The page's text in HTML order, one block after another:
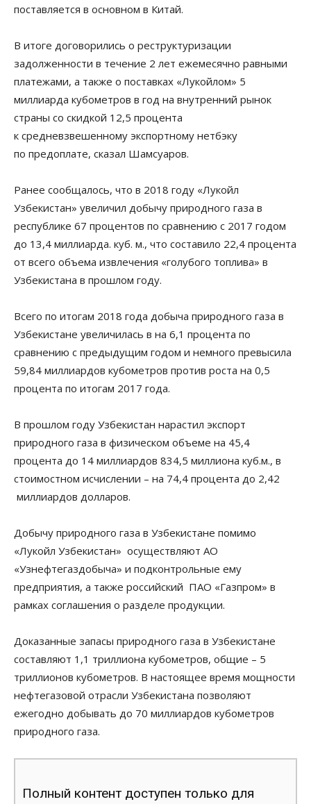
поставляется в основном в Китай.
В итоге договорились о реструктуризации
задолженности в течение 2 лет ежемесячно равными
платежами, а также о поставках «Лукойлом» 5
миллиарда кубометров в год на внутренний рынок
страны со скидкой 12,5 процента
к средневзвешенному экспортному нетбэку
по предоплате, сказал Шамсуаров.
Ранее сообщалось, что в 2018 году «Лукойл
Узбекистан» увеличил добычу природного газа в
республике 67 процентов по сравнению с 2017 годом
до 13,4 миллиарда. куб. м., что составило 22,4 процента
от всего объема извлечения «голубого топлива» в
Узбекистана в прошлом году.
Всего по итогам 2018 года добыча природного газа в
Узбекистане увеличилась в на 6,1 процента по
сравнению с предыдущим годом и немного превысила
59,84 миллиардов кубометров против роста на 0,5
процента по итогам 2017 года.
В прошлом году Узбекистан нарастил экспорт
природного газа в физическом объеме на 45,4
процента до 14 миллиардов 834,5 миллиона куб.м., в
стоимостном исчислении – на 74,4 процента до 2,42
миллиардов долларов.
Добычу природного газа в Узбекистане помимо
«Лукойл Узбекистан» осуществляют АО
«Узнефтегаздобыча» и подконтрольные ему
предприятия, а также российский ПАО «Газпром» в
рамках соглашения о разделе продукции.
Доказанные запасы природного газа в Узбекистане
составляют 1,1 триллиона кубометров, общие – 5
триллионов кубометров. В настоящее время мощности
нефтегазовой отрасли Узбекистана позволяют
ежегодно добывать до 70 миллиардов кубометров
природного газа.
Полный контент доступен только для